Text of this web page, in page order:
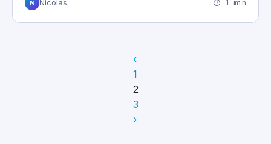
N Nicolas ⏱ 1 min
‹
1
2
3
›